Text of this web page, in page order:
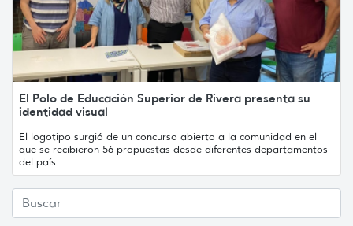
El Polo de Educación Superior de Rivera presenta su
identidad visual
El logotipo surgió de un concurso abierto a la comunidad en el
que se recibieron 56 propuestas desde diferentes departamentos
del país.